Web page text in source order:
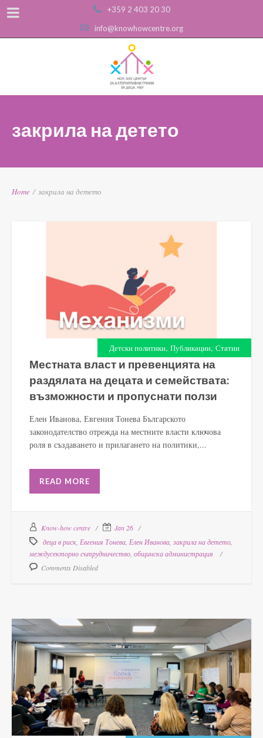
+359 2 403 20 30
info@knowhowcentre.org
закрила на детето
Home / закрила на детето
Детски политики, Публикации, Статии
Местната власт и превенцията на
раздялата на децата и семействата:
възможности и пропуснати ползи
Елен Иванова, Евгения Тонева Българското
законодателство отрежда на местните власти ключова
роля в създаването и прилагането на политики,...
READ MORE
Know-how centre
Jan 26
деца в риск Евгения Тонева Елен Иванова закрила на детето
междусекторно сътрудничество общинска администрация
Comments Disabled